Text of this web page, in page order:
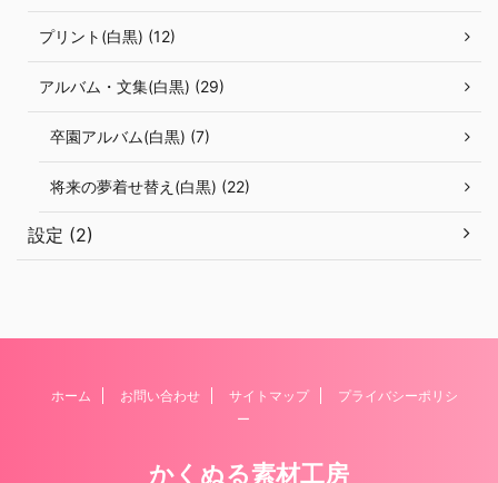
プリント(白黒) (12)
アルバム・文集(白黒) (29)
卒園アルバム(白黒) (7)
将来の夢着せ替え(白黒) (22)
設定 (2)
ホーム お問い合わせ サイトマップ
プライバシーポリシ
ー
かくぬる素材工房